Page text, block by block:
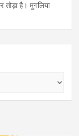
तोड़ा है। मुगलिया